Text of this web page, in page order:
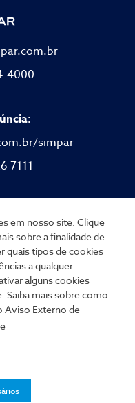
em nosso site. Clique
sobre a finalidade de
quais tipos de cookies
a qualquer
alguns cookies
Saiba mais sobre como
Aviso Externo de
4000
simpar
7111
Cookies
Externo